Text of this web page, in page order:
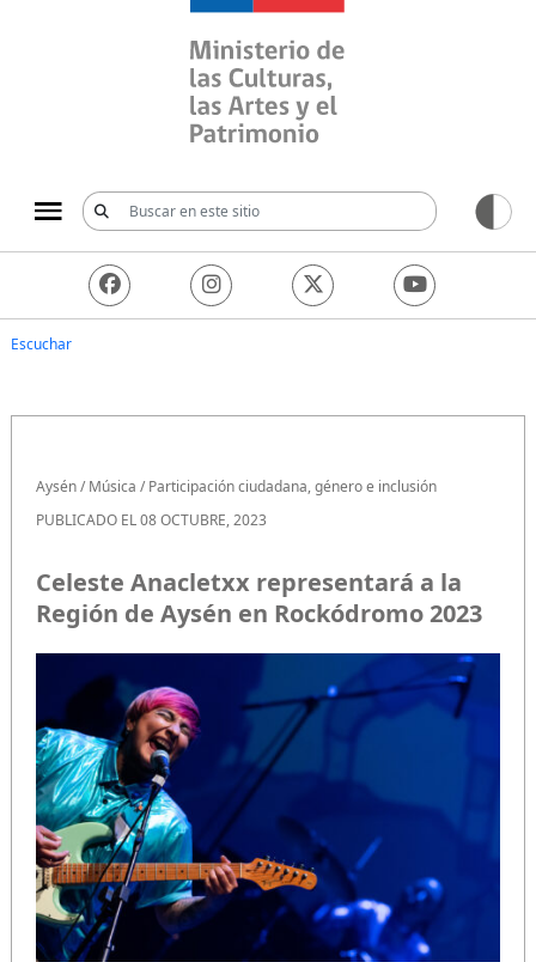
Ministerio de las
Escuchar
Aysén/Música /Participación ciudadana, género e inclusión
PUBLICADO EL 08 OCTUBRE, 2023
Celeste Anacletxx representará a la
Región de Aysén en Rockódromo 2023